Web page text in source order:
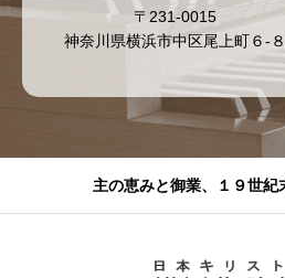
〒231-0015
神奈川県横浜市中区尾上町６-
主の恵みと御業、１９世紀